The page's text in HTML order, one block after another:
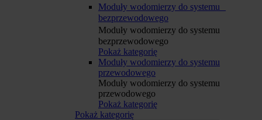
Moduły wodomierzy do systemu
bezprzewodowego
Moduły wodomierzy do systemu
bezprzewodowego
Pokaż kategorię
Moduły wodomierzy do systemu
przewodowego
Moduły wodomierzy do systemu
przewodowego
Pokaż kategorię
Pokaż kategorię